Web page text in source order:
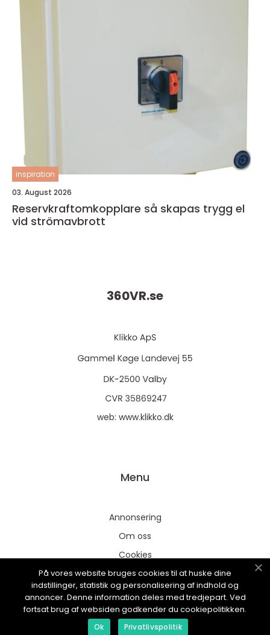
inspiration
03. August 2026
Reservkraftomkopplare så skapas trygg el
vid strömavbrott
360VR.se
web: www.klikko.dk
Menu
Annonsering
Om oss
Cookies
Kontakta oss
Sitemap
På vores website bruges cookies til at huske dine
indstillinger, statistik og personalisering af indhold og
annoncer. Denne information deles med tredjepart. Ved
fortsat brug af websiden godkender du cookiepolitikken.
Ok Privatlivspolitik